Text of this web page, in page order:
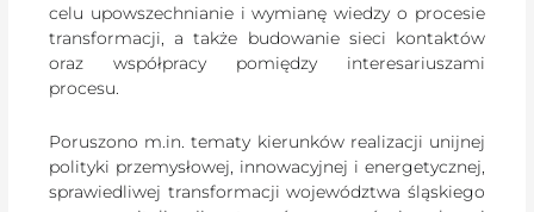
celu upowszechnianie i wymianę wiedzy o procesie
transformacji, a także budowanie sieci kontaktów
oraz współpracy pomiędzy interesariuszami
procesu.
Poruszono m.in. tematy kierunków realizacji unijnej
polityki przemysłowej, innowacyjnej i energetycznej,
sprawiedliwej transformacji województwa śląskiego